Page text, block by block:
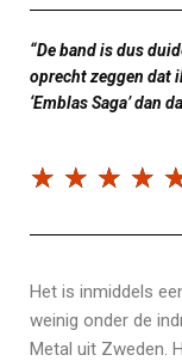
“De band is dus
oprecht zeggen dat
‘Emblas Saga’ dan
☆ ☆ ☆ ☆
Het is inmiddels
weinig onder de
Metal uit Zweden.